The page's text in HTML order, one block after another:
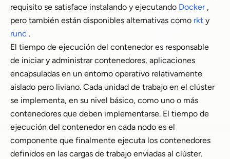
requisito se satisface instalando y ejecutando Docker,
pero también están disponibles alternativas como rkt y
runc .
El tiempo de ejecución del contenedor es responsable
de iniciar y administrar contenedores, aplicaciones
encapsuladas en un entorno operativo relativamente
aislado pero liviano. Cada unidad de trabajo en el clúster
se implementa, en su nivel básico, como uno o más
contenedores que deben implementarse. El tiempo de
ejecución del contenedor en cada nodo es el
componente que finalmente ejecuta los contenedores
definidos en las cargas de trabajo enviadas al clúster.